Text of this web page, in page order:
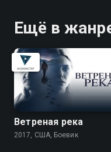
Ещё в
Ветреная река
2017, США, Боевик